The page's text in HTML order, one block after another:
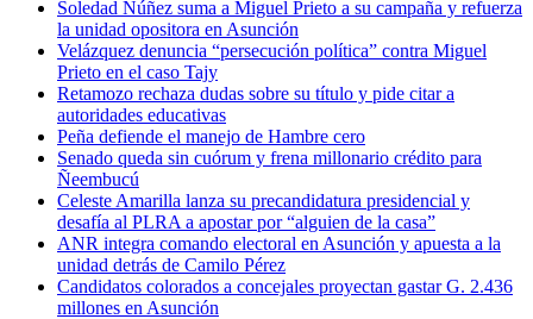
Soledad Núñez suma a Miguel Prieto a su campaña y refuerza
la unidad opositora en Asunción
Velázquez denuncia “persecución política” contra Miguel
Prieto en el caso Tajy
Retamozo rechaza dudas sobre su título y pide citar a
autoridades educativas
Peña defiende el manejo de Hambre cero
Senado queda sin cuórum y frena millonario crédito para
Ñeembucú
Celeste Amarilla lanza su precandidatura presidencial y
desafía al PLRA a apostar por “alguien de la casa”
ANR integra comando electoral en Asunción y apuesta a la
unidad detrás de Camilo Pérez
Candidatos colorados a concejales proyectan gastar G. 2.436
millones en Asunción